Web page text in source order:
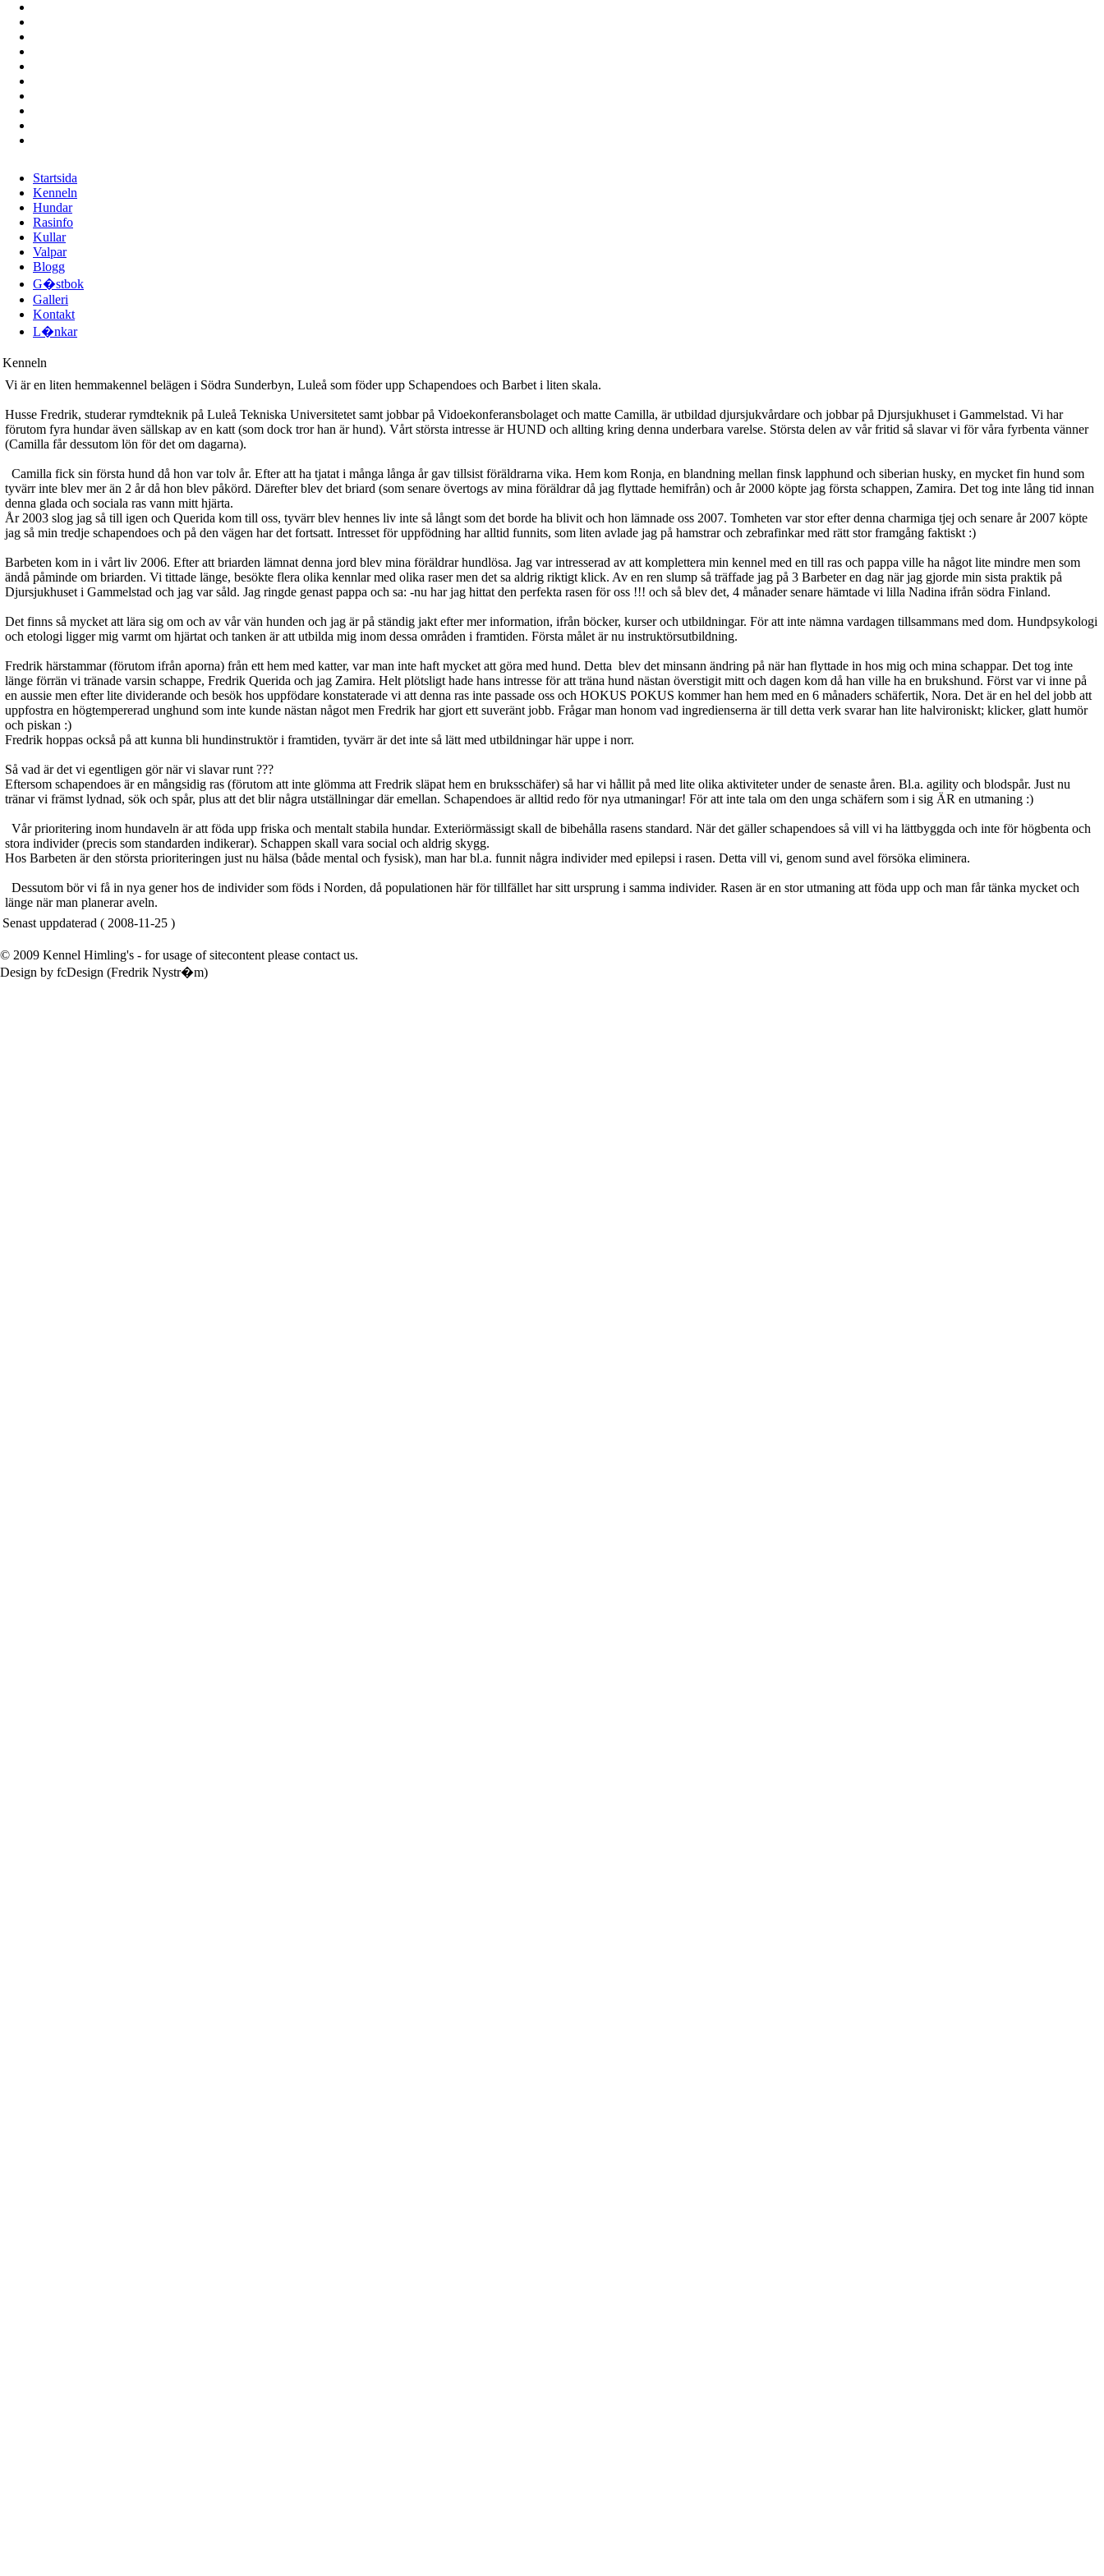
Startsida
Kenneln
Hundar
Rasinfo
Kullar
Valpar
Blogg
G�stbok
Galleri
Kontakt
L�nkar
Kenneln
Vi är en liten hemmakennel belägen i Södra Sunderbyn, Luleå som föder upp Schapendoes och Barbet i liten skala.
Husse Fredrik, studerar rymdteknik på Luleå Tekniska Universitetet samt jobbar på Vidoekonferansbolaget och matte Camilla, är utbildad djursjukvårdare och jobbar på Djursjukhuset i Gammelstad. Vi har
förutom fyra hundar även sällskap av en katt (som dock tror han är hund). Vårt största intresse är HUND och allting kring denna underbara varelse. Största delen av vår fritid så slavar vi för våra fyrbenta vänner
(Camilla får dessutom lön för det om dagarna).
Camilla fick sin första hund då hon var tolv år. Efter att ha tjatat i många långa år gav tillsist föräldrarna vika. Hem kom Ronja, en blandning mellan finsk lapphund och siberian husky, en mycket fin hund som
tyvärr inte blev mer än 2 år då hon blev påkörd. Därefter blev det briard (som senare övertogs av mina föräldrar då jag flyttade hemifrån) och år 2000 köpte jag första schappen, Zamira. Det tog inte lång tid innan
denna glada och sociala ras vann mitt hjärta.
År 2003 slog jag så till igen och Querida kom till oss, tyvärr blev hennes liv inte så långt som det borde ha blivit och hon lämnade oss 2007. Tomheten var stor efter denna charmiga tjej och senare år 2007 köpte
jag så min tredje schapendoes och på den vägen har det fortsatt. Intresset för uppfödning har alltid funnits, som liten avlade jag på hamstrar och zebrafinkar med rätt stor framgång faktiskt :)
Barbeten kom in i vårt liv 2006. Efter att briarden lämnat denna jord blev mina föräldrar hundlösa. Jag var intresserad av att komplettera min kennel med en till ras och pappa ville ha något lite mindre men som
ändå påminde om briarden. Vi tittade länge, besökte flera olika kennlar med olika raser men det sa aldrig riktigt klick. Av en ren slump så träffade jag på 3 Barbeter en dag när jag gjorde min sista praktik på
Djursjukhuset i Gammelstad och jag var såld. Jag ringde genast pappa och sa: -nu har jag hittat den perfekta rasen för oss !!! och så blev det, 4 månader senare hämtade vi lilla Nadina ifrån södra Finland.
Det finns så mycket att lära sig om och av vår vän hunden och jag är på ständig jakt efter mer information, ifrån böcker, kurser och utbildningar. För att inte nämna vardagen tillsammans med dom. Hundpsykologi
och etologi ligger mig varmt om hjärtat och tanken är att utbilda mig inom dessa områden i framtiden. Första målet är nu instruktörsutbildning.
Fredrik härstammar (förutom ifrån aporna) från ett hem med katter, var man inte haft mycket att göra med hund. Detta blev det minsann ändring på när han flyttade in hos mig och mina schappar. Det tog inte
länge förrän vi tränade varsin schappe, Fredrik Querida och jag Zamira. Helt plötsligt hade hans intresse för att träna hund nästan överstigit mitt och dagen kom då han ville ha en brukshund. Först var vi inne på
en aussie men efter lite dividerande och besök hos uppfödare konstaterade vi att denna ras inte passade oss och HOKUS POKUS kommer han hem med en 6 månaders schäfertik, Nora. Det är en hel del jobb att
uppfostra en högtempererad unghund som inte kunde nästan något men Fredrik har gjort ett suveränt jobb. Frågar man honom vad ingredienserna är till detta verk svarar han lite halvironiskt; klicker, glatt humör
och piskan :)
Fredrik hoppas också på att kunna bli hundinstruktör i framtiden, tyvärr är det inte så lätt med utbildningar här uppe i norr.
Så vad är det vi egentligen gör när vi slavar runt ???
Eftersom schapendoes är en mångsidig ras (förutom att inte glömma att Fredrik släpat hem en bruksschäfer) så har vi hållit på med lite olika aktiviteter under de senaste åren. Bl.a. agility och blodspår. Just nu
tränar vi främst lydnad, sök och spår, plus att det blir några utställningar där emellan. Schapendoes är alltid redo för nya utmaningar! För att inte tala om den unga schäfern som i sig ÄR en utmaning :)
Vår prioritering inom hundaveln är att föda upp friska och mentalt stabila hundar. Exteriörmässigt skall de bibehålla rasens standard. När det gäller schapendoes så vill vi ha lättbyggda och inte för högbenta och
stora individer (precis som standarden indikerar). Schappen skall vara social och aldrig skygg.
Hos Barbeten är den största prioriteringen just nu hälsa (både mental och fysisk), man har bl.a. funnit några individer med epilepsi i rasen. Detta vill vi, genom sund avel försöka eliminera.
Dessutom bör vi få in nya gener hos de individer som föds i Norden, då populationen här för tillfället har sitt ursprung i samma individer. Rasen är en stor utmaning att föda upp och man får tänka mycket och
länge när man planerar aveln.
Senast uppdaterad ( 2008-11-25 )
© 2009 Kennel Himling's - for usage of sitecontent please contact us.
Design by fcDesign (Fredrik Nystr�m)